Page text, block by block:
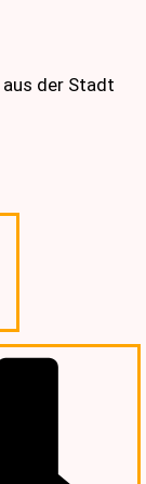
der Stadt